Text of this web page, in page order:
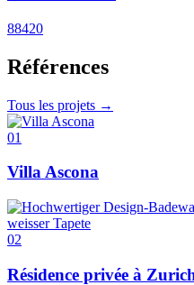
88420
Références
Tous les projets →
01
Villa Ascona
02
Résidence privée à